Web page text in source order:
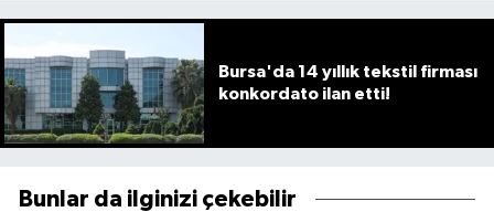
Bursa'da 14 yıllık tekstil firması
konkordato ilan etti!
Bunlar da ilginizi çekebilir